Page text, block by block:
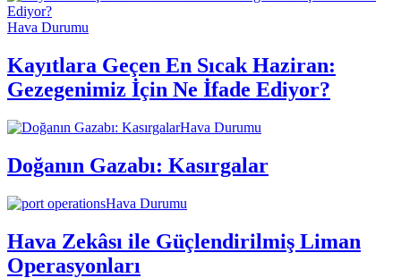
Hava Durumu
Kayıtlara Geçen En Sıcak Haziran:
Gezegenimiz İçin Ne İfade Ediyor?
Hava Durumu
Doğanın Gazabı: Kasırgalar
Hava Durumu
Hava Zekâsı ile Güçlendirilmiş Liman
Operasyonları